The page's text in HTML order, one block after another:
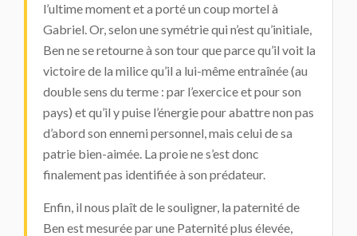
l’ultime moment et a porté un coup mortel à
Gabriel. Or, selon une symétrie qui n’est qu’initiale,
Ben ne se retourne à son tour que parce qu’il voit la
victoire de la milice qu’il a lui-même entraînée (au
double sens du terme : par l’exercice et pour son
pays) et qu’il y puise l’énergie pour abattre non pas
d’abord son ennemi personnel, mais celui de sa
patrie bien-aimée. La proie ne s’est donc
finalement pas identifiée à son prédateur.
Enfin, il nous plaît de le souligner, la paternité de
Ben est mesurée par une Paternité plus élevée,